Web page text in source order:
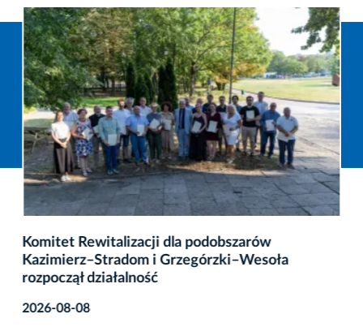
Komitet Rewitalizacji dla podobszarów
Kazimierz–Stradom i Grzegórzki–Wesoła
rozpoczął działalność
2026-08-08